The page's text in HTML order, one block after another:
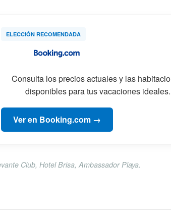
ELECCIÓN RECOMENDADA
Consulta los precios actuales y las
disponibles para tus vacaciones ideales.
Ver en Booking.com →
Club, Hotel Brisa, Ambassador Playa.